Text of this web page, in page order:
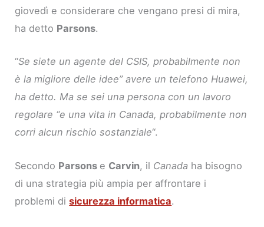
giovedì e considerare che vengano presi di mira,
ha detto Parsons.
“Se siete un agente del CSIS, probabilmente non
è la migliore delle idee” avere un telefono Huawei,
ha detto. Ma se sei una persona con un lavoro
regolare “e una vita in Canada, probabilmente non
corri alcun rischio sostanziale“.
Secondo Parsons e Carvin, il Canada ha bisogno
di una strategia più ampia per affrontare i
problemi disicurezza informatica.